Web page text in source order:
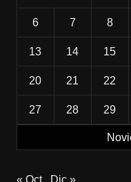
6 7 8
13 14 15
20 21 22
27 28 29
« Oct Dic »